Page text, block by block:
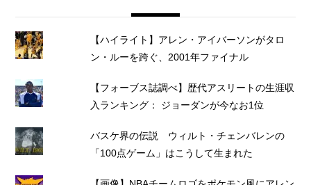
【ハイライト】アレン・アイバーソンがタロ
ン・ルーを跨ぐ、2001年ファイナル
【フォーブス誌調べ】歴代アスリートの生涯収
入ランキング： ジョーダンが今なお1位
バスケ界の伝説 ウィルト・チェンバレンの
「100点ゲーム」はこうして生まれた